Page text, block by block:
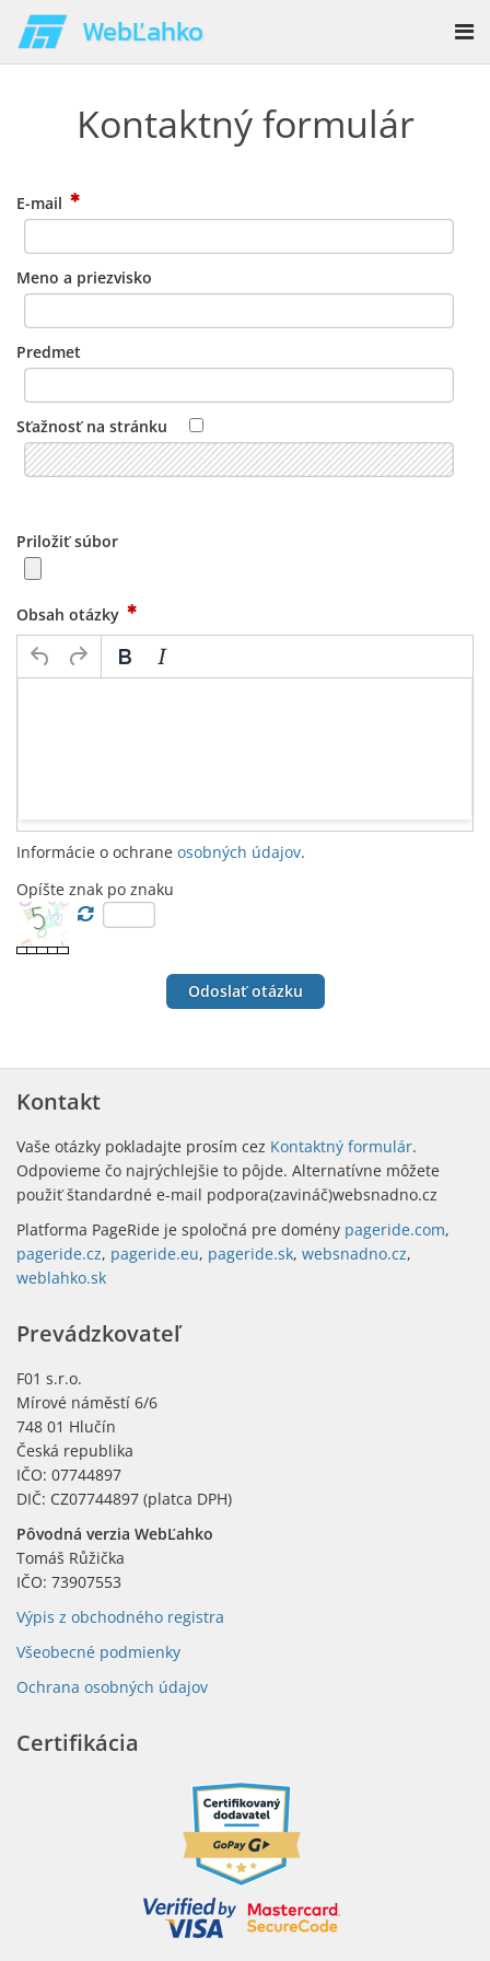
WebĽahko
Kontaktný formulár
E-mail
Meno a priezvisko
Predmet
Sťažnosť na stránku
Priložiť súbor
Obsah otázky
Informácie o ochrane osobných údajov.
Opíšte znak po znaku
Kontakt
Vaše otázky pokladajte prosím cez Kontaktný formulár.
Odpovieme čo najrýchlejšie to pôjde. Alternatívne môžete
použiť štandardné e-mail podpora(zavináč)websnadno.cz
Platforma PageRide je spoločná pre domény pageride.com,
pageride.cz, pageride.eu, pageride.sk, websnadno.cz,
weblahko.sk
Prevádzkovateľ
F01 s.r.o.
Mírové náměstí 6/6
748 01 Hlučín
Česká republika
IČO: 07744897
DIČ: CZ07744897 (platca DPH)
Pôvodná verzia WebĽahko
Tomáš Růžička
IČO: 73907553
Výpis z obchodného registra
Všeobecné podmienky
Ochrana osobných údajov
Certifikácia